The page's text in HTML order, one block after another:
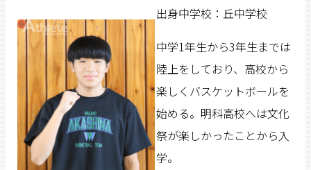
出身中学校：丘中学校
中学1年生から3年生までは
陸上をしており、高校から
楽しくバスケットボールを
始める。明科高校へは文化
祭が楽しかったことから入
学。